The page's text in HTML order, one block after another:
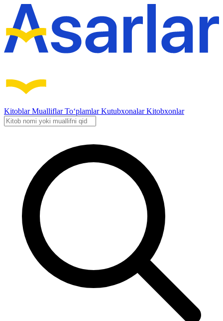
KitoblarMualliflarTo‘plamlarKutubxonalarKitobxonlar